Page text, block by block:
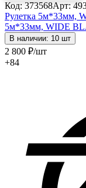
Код: 373568Арт:
Рулетка 5м*33мм,
5м*33мм, WIDE
В наличии: 10 шт
2 800 ₽/шт
+84